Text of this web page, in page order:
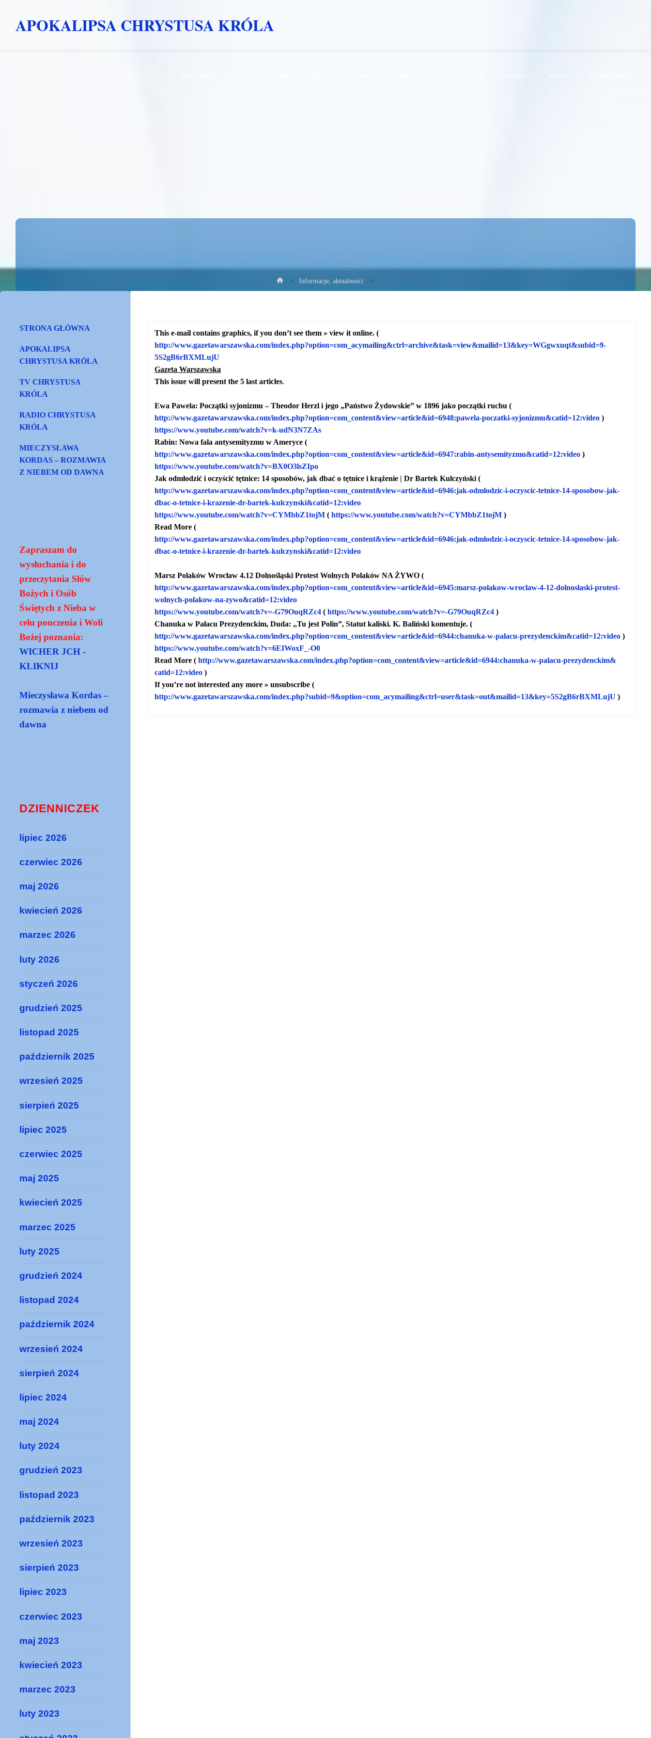
APOKALIPSA CHRYSTUSA KRÓLA
Informacje
Strona
główna
Informacje, aktualności
This e-mail contains graphics, if you don’t see them » view it online. (
http://www.gazetawarszawska.com/index.php?option=com_acymailing&ctrl=archive&task=view&mailid=13&key=WGgwxuqt&subid=9-
5S2gB6rBXMLujU
Gazeta Warszawska
This issue will present the 5 last articles.
Ewa Pawela: Początki syjonizmu – Theodor Herzl i jego „Państwo Żydowskie” w 1896 jako początki ruchu (
http://www.gazetawarszawska.com/index.php?option=com_content&view=article&id=6948:pawela-poczatki-syjonizmu&catid=12:video )
https://www.youtube.com/watch?v=k-udN3N7ZAs
Rabin: Nowa fala antysemityzmu w Ameryce (
http://www.gazetawarszawska.com/index.php?option=com_content&view=article&id=6947:rabin-antysemityzmu&catid=12:video )
https://www.youtube.com/watch?v=BX0O3lsZIpo
Jak odmłodzić i oczyścić tętnice: 14 sposobów, jak dbać o tętnice i krążenie | Dr Bartek Kulczyński (
http://www.gazetawarszawska.com/index.php?option=com_content&view=article&id=6946:jak-odmlodzic-i-oczyscic-tetnice-14-sposobow-jak-
dbac-o-tetnice-i-krazenie-dr-bartek-kulczynski&catid=12:video
https://www.youtube.com/watch?v=CYMbbZ1tojM (https://www.youtube.com/watch?v=CYMbbZ1tojM )
Read More (
http://www.gazetawarszawska.com/index.php?option=com_content&view=article&id=6946:jak-odmlodzic-i-oczyscic-tetnice-14-sposobow-jak-
dbac-o-tetnice-i-krazenie-dr-bartek-kulczynski&catid=12:video
Marsz Polaków Wrocław 4.12 Dolnośląski Protest Wolnych Polaków NA ŻYWO (
http://www.gazetawarszawska.com/index.php?option=com_content&view=article&id=6945:marsz-polakow-wroclaw-4-12-dolnoslaski-protest-
wolnych-polakow-na-zywo&catid=12:video
https://www.youtube.com/watch?v=-G79OuqRZc4 (https://www.youtube.com/watch?v=-G79OuqRZc4 )
Chanuka w Pałacu Prezydenckim, Duda: ,,Tu jest Polin”, Statut kaliski. K. Baliński komentuje. (
http://www.gazetawarszawska.com/index.php?option=com_content&view=article&id=6944:chanuka-w-palacu-prezydenckim&catid=12:video )
https://www.youtube.com/watch?v=6EIWoxF_-O0
Read More (http://www.gazetawarszawska.com/index.php?option=com_content&view=article&id=6944:chanuka-w-palacu-prezydenckim&
catid=12:video )
If you’re not interested any more » unsubscribe (
http://www.gazetawarszawska.com/index.php?subid=9&option=com_acymailing&ctrl=user&task=out&mailid=13&key=5S2gB6rBXMLujU )
STRONA GŁÓWNA
APOKALIPSA
CHRYSTUSA KRÓLA
TV CHRYSTUSA
KRÓLA
RADIO CHRYSTUSA
KRÓLA
MIECZYSŁAWA
KORDAS – ROZMAWIA
Z NIEBEM OD DAWNA
Zapraszam do
wysłuchania i do
przeczytania Słów
Bożych i Osób
Świętych z Nieba w
celu pouczenia i Woli
Bożej poznania:
WICHER JCH -
KLIKNIJ
Mieczysława Kordas –
rozmawia z niebem od
dawna
DZIENNICZEK
lipiec 2026
czerwiec 2026
maj 2026
kwiecień 2026
marzec 2026
luty 2026
styczeń 2026
grudzień 2025
listopad 2025
październik 2025
wrzesień 2025
sierpień 2025
lipiec 2025
czerwiec 2025
maj 2025
kwiecień 2025
marzec 2025
luty 2025
grudzień 2024
listopad 2024
październik 2024
wrzesień 2024
sierpień 2024
lipiec 2024
maj 2024
luty 2024
grudzień 2023
listopad 2023
październik 2023
wrzesień 2023
sierpień 2023
lipiec 2023
czerwiec 2023
maj 2023
kwiecień 2023
marzec 2023
luty 2023